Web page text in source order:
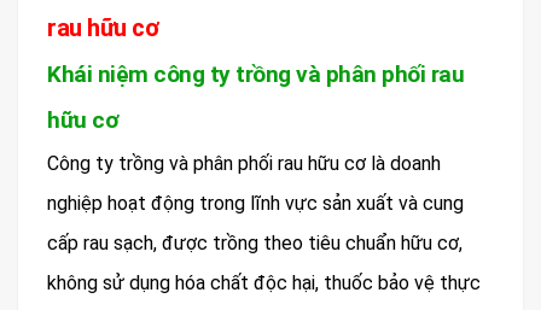
rau hữu cơ
Khái niệm công ty trồng và phân phối rau
hữu cơ
Công ty trồng và phân phối rau hữu cơ là doanh
nghiệp hoạt động trong lĩnh vực sản xuất và cung
cấp rau sạch, được trồng theo tiêu chuẩn hữu cơ,
không sử dụng hóa chất độc hại, thuốc bảo vệ thực